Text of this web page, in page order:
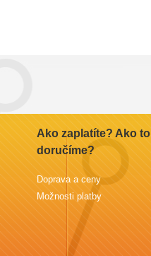
Ako zaplatíte? Ako to
doručíme?
Doprava a ceny
Možnosti platby